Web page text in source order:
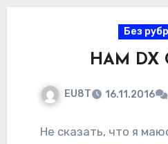
Без
HAM DX
EU8T 16.11.2016
Не сказать, что я